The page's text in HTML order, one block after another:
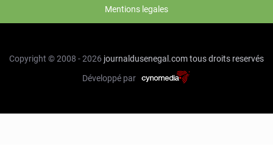
Mentions legales
Copyright © 2008 - 2026 journaldusenegal.comtous droits reservés
Développé par